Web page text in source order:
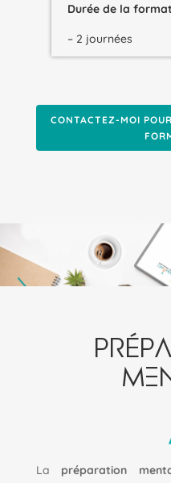
Durée de la
– 2 journées
CONTACTEZ-MOI
La préparation